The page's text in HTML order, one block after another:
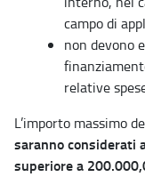
campo di
non devono
relative
L’importo massimo
saranno considerati
superiore a